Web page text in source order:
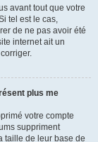
avant tout que votre
tel est le cas,
de ne pas avoir été
internet ait un
plus me
votre compte
suppriment
taille de leur base de